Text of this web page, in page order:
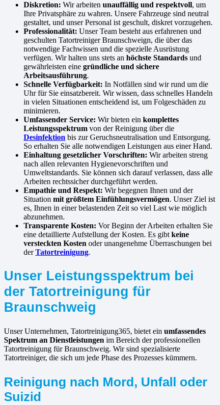
Diskretion: Wir arbeiten unauffällig und respektvoll, um
Ihre Privatsphäre zu wahren. Unsere Fahrzeuge sind neutral
gestaltet, und unser Personal ist geschult, diskret vorzugehen.
Professionalität: Unser Team besteht aus erfahrenen und
geschulten Tatortreiniger Braunschweign, die über das
notwendige Fachwissen und die spezielle Ausrüstung
verfügen. Wir halten uns stets an höchste Standards und
gewährleisten eine gründliche und sichere
Arbeitsausführung.
Schnelle Verfügbarkeit: In Notfällen sind wir rund um die
Uhr für Sie einsatzbereit. Wir wissen, dass schnelles Handeln
in vielen Situationen entscheidend ist, um Folgeschäden zu
minimieren.
Umfassender Service: Wir bieten ein komplettes
Leistungsspektrum von der Reinigung über die
Desinfektion bis zur Geruchsneutralisation und Entsorgung.
So erhalten Sie alle notwendigen Leistungen aus einer Hand.
Einhaltung gesetzlicher Vorschriften: Wir arbeiten streng
nach allen relevanten Hygienevorschriften und
Umweltstandards. Sie können sich darauf verlassen, dass alle
Arbeiten rechtssicher durchgeführt werden.
Empathie und Respekt: Wir begegnen Ihnen und der
Situation mit größtem Einfühlungsvermögen. Unser Ziel ist
es, Ihnen in einer belastenden Zeit so viel Last wie möglich
abzunehmen.
Transparente Kosten: Vor Beginn der Arbeiten erhalten Sie
eine detaillierte Aufstellung der Kosten. Es gibt keine
versteckten Kosten oder unangenehme Überraschungen bei
derTatortreinigung.
Unser Leistungsspektrum bei
der Tatortreinigung für
Braunschweig
Unser Unternehmen, Tatortreinigung365, bietet ein umfassendes
Spektrum an Dienstleistungen im Bereich der professionellen
Tatortreinigung für Braunschweig. Wir sind spezialisierte
Tatortreiniger, die sich um jede Phase des Prozesses kümmern.
Reinigung nach Mord, Unfall oder
Suizid